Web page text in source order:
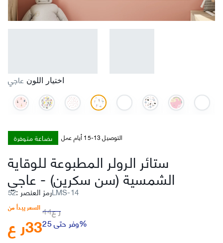
اختيار اللون عاجي
بضاعة متوفرة التوصيل 13-15 أيام عمل
ستائر الرولر المطبوعة للوقاية
الشمسية (سن سكرين) -عاجي
رمز العنصر : 52LMS-14
السعر يبدأ من
ر ع33
ر ع44
وفر حتى 25%